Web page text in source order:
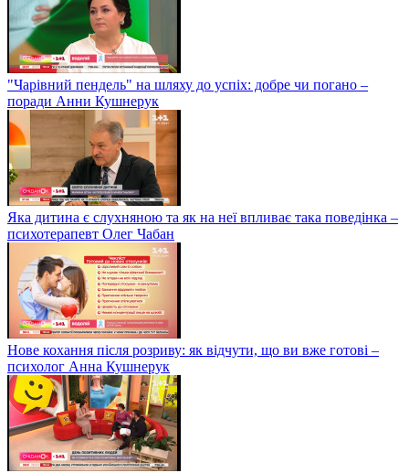
"Чарівний пендель" на шляху до успіх: добре чи погано –
поради Анни Кушнерук
Яка дитина є слухняною та як на неї впливає така поведінка –
психотерапевт Олег Чабан
Нове кохання після розриву: як відчути, що ви вже готові –
психолог Анна Кушнерук